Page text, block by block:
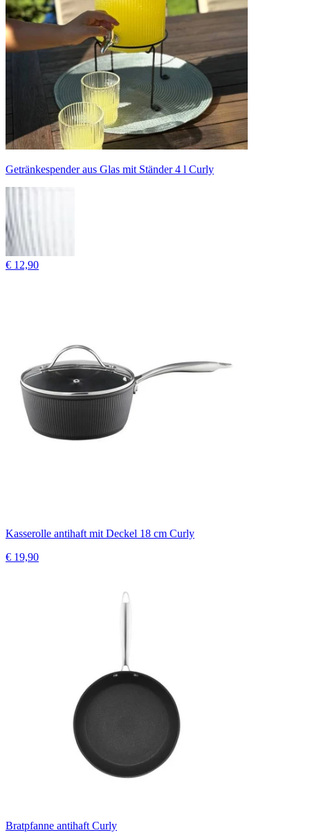
Getränkespender aus Glas mit Ständer 4 l Curly
€ 12,90
Kasserolle antihaft mit Deckel 18 cm Curly
€ 19,90
Bratpfanne antihaft Curly